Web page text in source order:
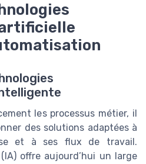
les processus métier, il
des solutions adaptées à
et à ses flux de travail.
offre aujourd’hui un large